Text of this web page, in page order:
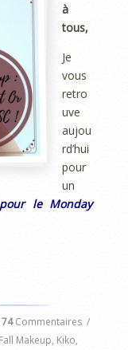
à
tous,
Je
vous
retro
uve
aujou
rd’hui
pour
un
le Monday
74Commentaires /
Fall Makeup, Kiko,